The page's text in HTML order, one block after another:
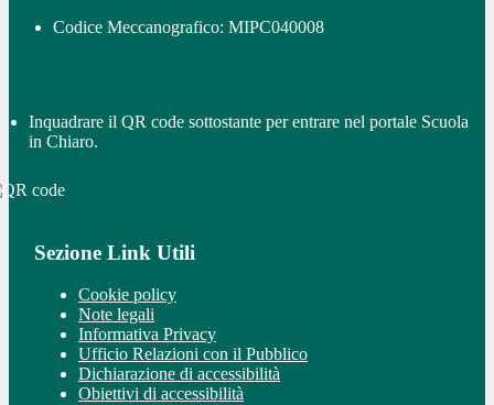
Codice Meccanografico: MIPC040008
Inquadrare il QR code sottostante per entrare nel portale Scuola
in Chiaro.
Sezione Link Utili
Cookie policy
Note legali
Informativa Privacy
Ufficio Relazioni con il Pubblico
Dichiarazione di accessibilità
Obiettivi di accessibilità